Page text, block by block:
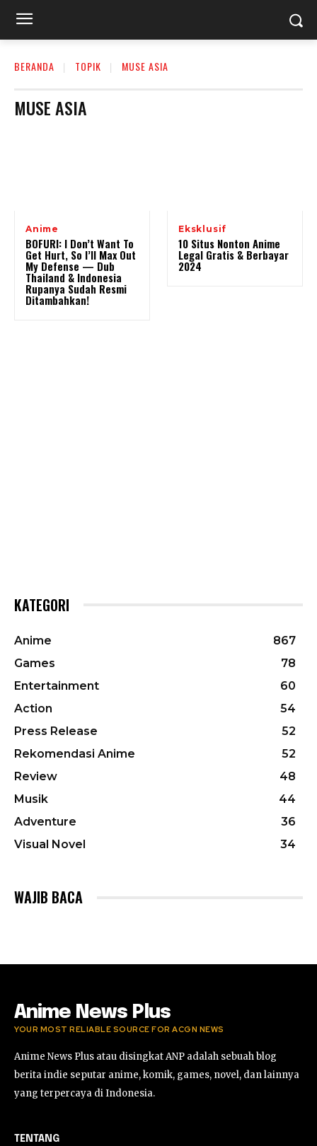
BERANDA TOPIK MUSE ASIA
MUSE ASIA
Anime
BOFURI: I Don’t Want To
Get Hurt, So I’ll Max Out
My Defense — Dub
Thailand & Indonesia
Rupanya Sudah Resmi
Ditambahkan!
Eksklusif
10 Situs Nonton Anime
Legal Gratis & Berbayar
2024
KATEGORI
Anime
867
Games
78
Entertainment
60
Action
54
Press Release
52
Rekomendasi Anime
52
Review
48
Musik
44
Adventure
36
Visual Novel
34
WAJIB BACA
Anime News Plus
YOUR MOST RELIABLE SOURCE FOR ACGN NEWS
Anime News Plus atau disingkat ANP adalah sebuah blog
berita indie seputar anime, komik, games, novel, dan lainnya
yang terpercaya di Indonesia.
TENTANG